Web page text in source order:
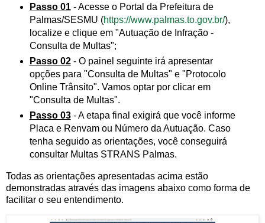
Passo 01- Acesse o Portal da Prefeitura de
Palmas/SESMU (https://www.palmas.to.gov.br/),
localize e clique em "Autuação de Infração -
Consulta de Multas";
Passo 02- O painel seguinte irá apresentar
opções para "Consulta de Multas" e "Protocolo
Online Trânsito". Vamos optar por clicar em
"Consulta de Multas".
Passo 03- A etapa final exigirá que você informe
Placa e Renvam ou Número da Autuação. Caso
tenha seguido as orientações, você conseguirá
consultar Multas STRANS Palmas.
Todas as orientações apresentadas acima estão
demonstradas através das imagens abaixo como forma de
facilitar o seu entendimento.